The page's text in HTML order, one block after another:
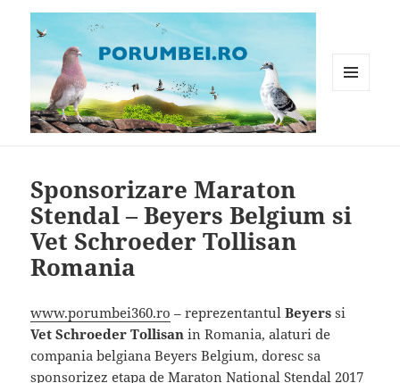
Sponsorizare Maraton
Stendal – Beyers Belgium si
Vet Schroeder Tollisan
Romania
www.porumbei360.ro – reprezentantulBeyers si
Vet Schroeder Tollisan in Romania, alaturi de
compania belgiana Beyers Belgium, doresc sa
sponsorizez etapa de Maraton National Stendal 2017